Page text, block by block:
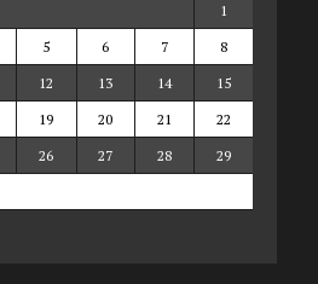
1
5 6 7
8
12 13 14
15
19 20 21
22
26 27 28
29